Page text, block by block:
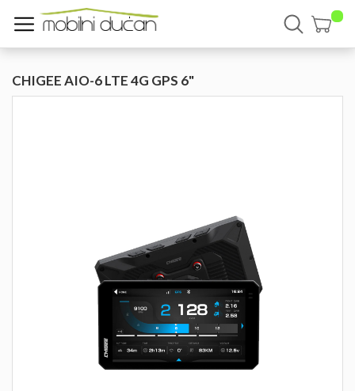
CHIGEE AIO-6 LTE 4G GPS 6"